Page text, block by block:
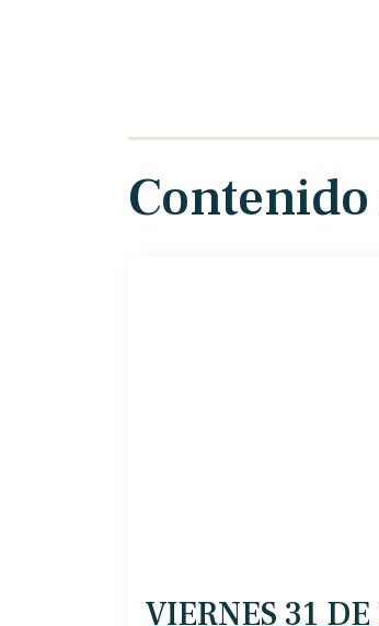
VIERNES 31